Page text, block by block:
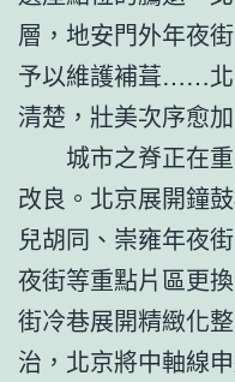
層，地安門外年夜
予以維護補葺……北
清楚，壯美次序愈
城市之脊正在
改良。北京展開鐘
兒胡同、崇雍年夜
夜街等重點片區更
街冷巷展開精緻化
治，北京將中軸線